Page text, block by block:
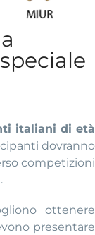
italiani di età
dovranno
competizioni
ottenere
presentare